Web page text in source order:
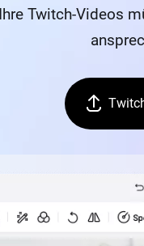
Twitch-Videos